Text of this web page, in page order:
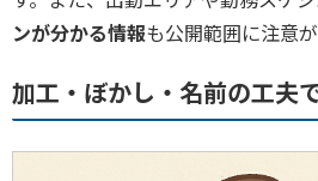
ンが分かる情報も公開範囲に注意が
加工・ぼかし・名前の工夫